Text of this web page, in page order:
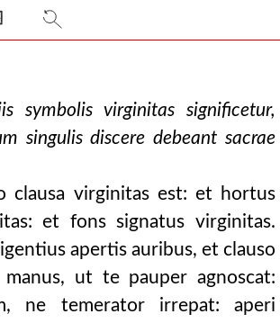
symbolis virginitas significetur,
singulis discere debeant sacrae
clausa virginitas est: et hortus
et fons signatus virginitas.
apertis auribus, et clauso
ut te pauper agnoscat:
ne temerator irrepat: aperi